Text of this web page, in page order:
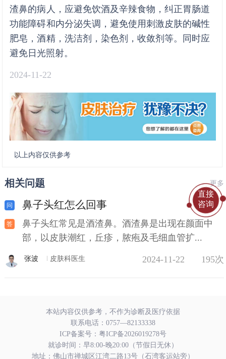
渣鼻的病人，应避免饮酒及辛辣食物，纠正胃肠道
功能障碍和内分泌失调，避免使用刺激皮肤的碱性
肥皂，酒精，洗洁剂，染色剂，收敛剂等。同时应
避免日光照射。
2024-11-22
以上内容仅供参考
相关问题 更多
鼻子头红怎么回事
鼻子头红常见是酒渣鼻。酒渣鼻是出现在颜面中
部，以皮肤潮红，丘疹，脓疱及毛细血管扩...
张波 皮肤科医生 2024-11-22 195次
本站内容仅供参考，不作为诊断及医疗依据
联系电话： 0757—82133338
ICP备案号： 粤ICP备2026019278号
就诊时间：早8:00-晚20:00（节假日无休）
地址：佛山市禅城区江湾二路13号（石湾客运站旁）
直接
咨询